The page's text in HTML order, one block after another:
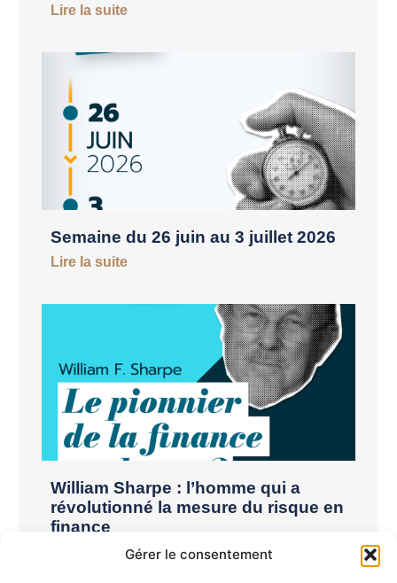
Gérer le consentement
Lire la suite
Semaine du 26 juin au 3 juillet 2026
Lire la suite
William Sharpe : l’homme qui a
révolutionné la mesure du risque en
finance
Lire la suite